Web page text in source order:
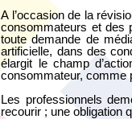
A l’occasion de la
consommateurs et des
toute demande de
artificielle, dans des
élargit le champ
consommateur, comme
Les professionnels
recourir ; une obligation